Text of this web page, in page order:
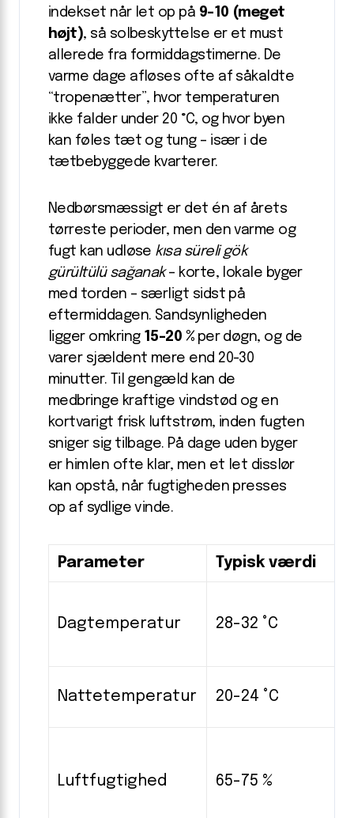
indekset når let op på 9-10 (meget
højt), så solbeskyttelse er et must
allerede fra formiddagstimerne. De
varme dage afløses ofte af såkaldte
“tropenætter”, hvor temperaturen
ikke falder under 20 °C, og hvor byen
kan føles tæt og tung – især i de
tætbebyggede kvarterer.
Nedbørsmæssigt er det én af årets
tørreste perioder, men den varme og
fugt kan udløse kısa süreli gök
gürültülü sağanak– korte, lokale byger
med torden – særligt sidst på
eftermiddagen. Sandsynligheden
ligger omkring 15-20 %per døgn, og de
varer sjældent mere end 20-30
minutter. Til gengæld kan de
medbringe kraftige vindstød og en
kortvarigt frisk luftstrøm, inden fugten
sniger sig tilbage. På dage uden byger
er himlen ofte klar, men et let disslør
kan opstå, når fugtigheden presses
op af sydlige vinde.
Parameter Typisk værdi
Dagtemperatur 28-32 °C
Nattetemperatur 20-24 °C
Luftfugtighed 65-75 %